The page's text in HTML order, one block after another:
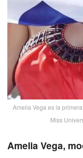
Amelia Vega es la
Miss
Amelia Vega,